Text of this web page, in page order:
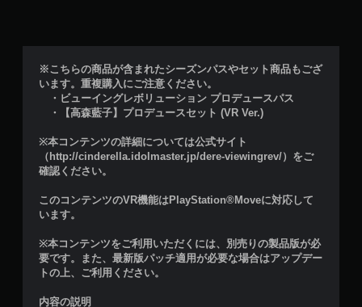
※こちらの商品が含まれたシーズンパスやセット商品もござ
います。重複購入にご注意ください。
・ビューイングレボリューション プロデュースパス
・【高森藍子】プロデュースセット (VR Ver.)
※本コンテンツの詳細については公式サイト
（http://cinderella.idolmaster.jp/dere-viewingrev/）をご
確認ください。
このコンテンツのVR機能はPlayStation®Moveに対応して
います。
※本コンテンツをご利用いただくには、別売りの製品版が必
要です。また、最新版パッチ適用が必要な場合はアップデー
トの上、ご利用ください。
内容の説明